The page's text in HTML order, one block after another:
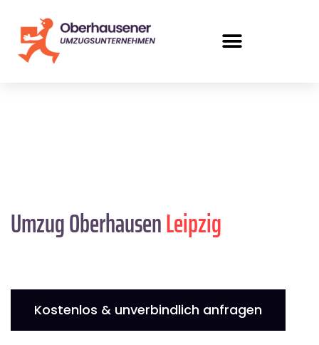
Umzug OberhausenLeipzig
Kostenlos & unverbindlich anfragen